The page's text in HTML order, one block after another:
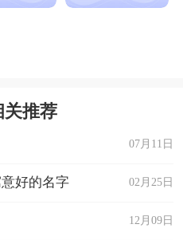
关推荐
07月11日
02月25日
好的名字
12月09日